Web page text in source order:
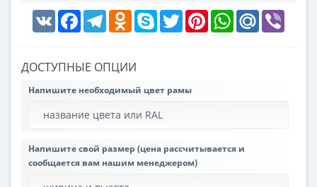
VK FacebookTelegramOdnoklassniki
Skype Twitter PinterestWhatsAppMail.Ru
ДОСТУПНЫЕ ОПЦИИ
Напишите необходимый цвет рамы
Напишите свой размер (цена рассчитывается и
сообщается вам нашим менеджером)